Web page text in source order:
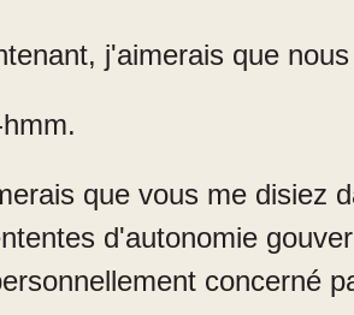
j'aimerais que
que vous me disiez
d'autonomie
concerné